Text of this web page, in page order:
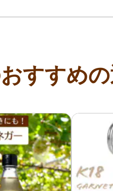
・フリーラン
フリーランス
の基礎知識
すすめ